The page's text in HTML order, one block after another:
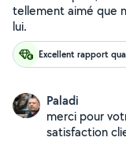
tellement aimé que
lui.
Excellent rapport
Paladi
merci pour
satisfaction